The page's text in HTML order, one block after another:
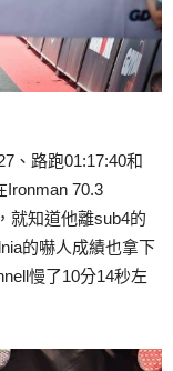
、路跑01:17:40和
Ironman 70.3
就知道他離sub4的
的嚇人成績也拿下
慢了10分14秒左